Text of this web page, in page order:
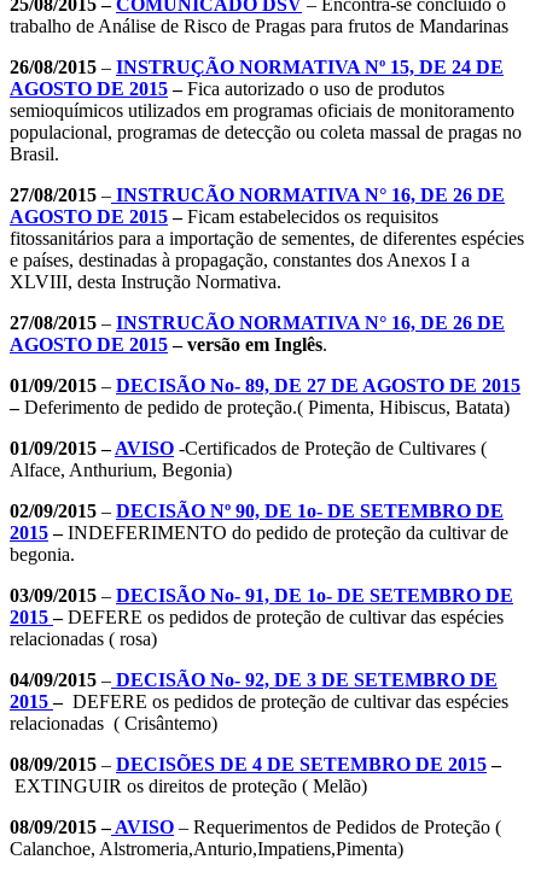
trabalho de Análise de Risco de Pragas para frutos de Mandarinas
26/08/2015 – INSTRUÇÃO NORMATIVA Nº 15, DE 24 DE
AGOSTO DE 2015–Fica autorizado o uso de produtos
semioquímicos utilizados em programas oficiais de monitoramento
populacional, programas de detecção ou coleta massal de pragas no
Brasil.
27/08/2015 – INSTRUCÃO NORMATIVA N° 16, DE 26 DE
AGOSTO DE 2015–Ficam estabelecidos os requisitos
fitossanitários para a importação de sementes, de diferentes espécies
e países, destinadas à propagação, constantes dos Anexos I a
XLVIII, desta Instrução Normativa.
27/08/2015 – INSTRUCÃO NORMATIVA N° 16, DE 26 DE
AGOSTO DE 2015–versão em Inglês.
01/09/2015 – DECISÃO No- 89, DE 27 DE AGOSTO DE 2015
–Deferimento de pedido de proteção.( Pimenta, Hibiscus, Batata)
01/09/2015 –AVISO -Certificados de Proteção de Cultivares (
Alface, Anthurium, Begonia)
02/09/2015 – DECISÃO Nº 90, DE 1o- DE SETEMBRO DE
2015–INDEFERIMENTO do pedido de proteção da cultivar de
begonia.
03/09/2015 – DECISÃO No- 91, DE 1o- DE SETEMBRO DE
2015–DEFERE os pedidos de proteção de cultivar das espécies
relacionadas ( rosa)
04/09/2015 – DECISÃO No- 92, DE 3 DE SETEMBRO DE
2015– DEFERE os pedidos de proteção de cultivar das espécies
relacionadas ( Crisântemo)
08/09/2015 – DECISÕES DE 4 DE SETEMBRO DE 2015–
EXTINGUIR os direitos de proteção ( Melão)
08/09/2015 –AVISO – Requerimentos de Pedidos de Proteção (
Calanchoe, Alstromeria,Anturio,Impatiens,Pimenta)